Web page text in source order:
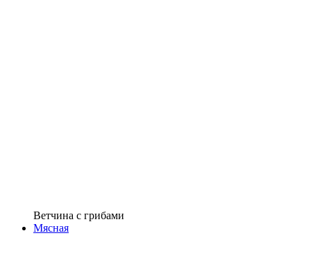
Ветчина с грибами
Мясная